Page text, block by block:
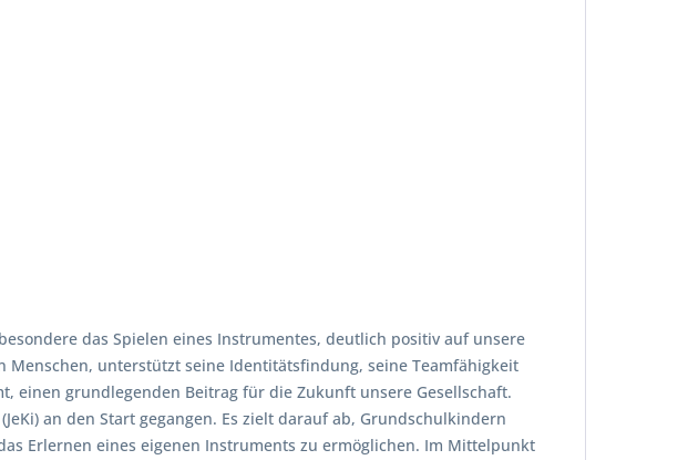
das Spielen eines Instrumentes, deutlich positiv auf unsere
unterstützt seine Identitätsfindung, seine Teamfähigkeit
einen grundlegenden Beitrag für die Zukunft unsere Gesellschaft.
an den Start gegangen. Es zielt darauf ab, Grundschulkindern
Erlernen eines eigenen Instruments zu ermöglichen. Im Mittelpunkt